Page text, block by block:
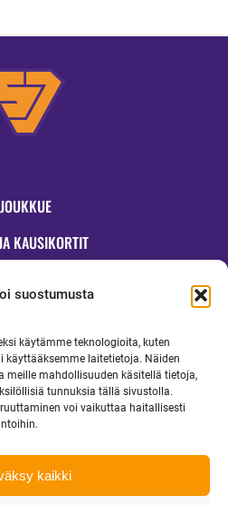
suostumusta
käytämme teknologioita, kuten
käyttääksemme laitetietoja. Näiden
meille mahdollisuuden käsitellä tietoja,
tunnuksia tällä sivustolla.
voi vaikuttaa haitallisesti
kaikki
JOUKKUE
KAUSIKORTIT
UUTISET